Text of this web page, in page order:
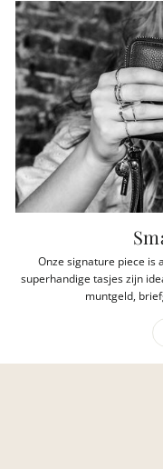
Onze signature piece is
superhandige tasjes zijn
muntgeld,